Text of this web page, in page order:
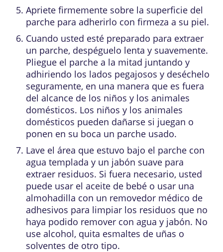
Apriete firmemente sobre la superficie del
parche para adherirlo con firmeza a su piel.
Cuando usted esté preparado para extraer
un parche, despéguelo lenta y suavemente.
Pliegue el parche a la mitad juntando y
adhiriendo los lados pegajosos y deséchelo
seguramente, en una manera que es fuera
del alcance de los niños y los animales
domésticos. Los niños y los animales
domésticos pueden dañarse si juegan o
ponen en su boca un parche usado.
Lave el área que estuvo bajo el parche con
agua templada y un jabón suave para
extraer residuos. Si fuera necesario, usted
puede usar el aceite de bebé o usar una
almohadilla con un removedor médico de
adhesivos para limpiar los residuos que no
haya podido remover con agua y jabón. No
use alcohol, quita esmaltes de uñas o
solventes de otro tipo.